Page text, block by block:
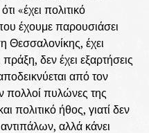
«έχει πολιτικό
έχουμε παρουσιάσει
Θεσσαλονίκης, έχει
δεν έχει εξαρτήσεις
από τον
πολλοί πυλώνες της
πολιτικό ήθος, γιατί δεν
αλλά κάνει